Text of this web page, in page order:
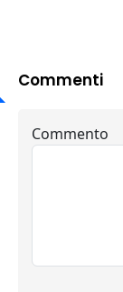
Commenti